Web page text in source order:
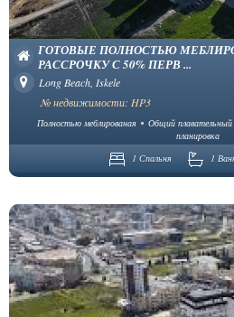
ГОТОВЫЕ ПОЛНОСТЬЮ
РАССРОЧКУ С 50% ПЕРВ ...
Long Beach, Iskele
№ недвижимости: HP3
Полностью меблированая Общий плавательный
планировка
1 Спальня
1